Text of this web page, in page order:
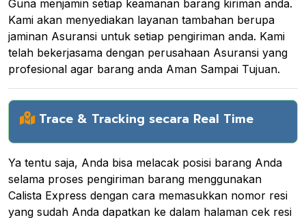
Guna menjamin setiap keamanan barang kiriman anda.
Kami akan menyediakan layanan tambahan berupa
jaminan Asuransi untuk setiap pengiriman anda. Kami
telah bekerjasama dengan perusahaan Asuransi yang
profesional agar barang anda Aman Sampai Tujuan.
Trace & Tracking secara Real Time
Ya tentu saja, Anda bisa melacak posisi barang Anda
selama proses pengiriman barang menggunakan
Calista Express dengan cara memasukkan nomor resi
yang sudah Anda dapatkan ke dalam halaman cek resi